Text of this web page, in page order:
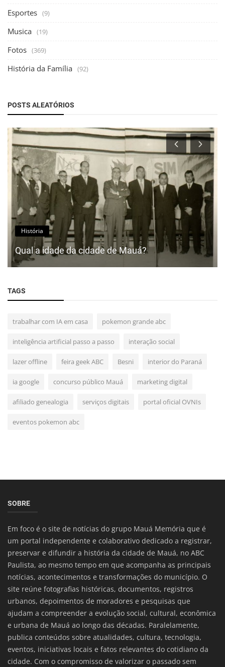
Esportes (9)
Musica (19)
Fotos (369)
História da Família (92)
POSTS ALEATÓRIOS
História
Qual a idade da cidade de Mauá?
TAGS
trabalhar com IA em casa pokemon grande abc
inteligência artificial passo a passo interação social
lazer offline feira geek ABC Besni interior do Paraná
ia google concurso público Mauá marketing digital
afiliado genealogia serviços digitais portal oficial OVNIs
eventos pokemon abc
SOBRE
Em foco é o site de notícias do grupo Mauá Memória que é
um portal independente e colaborativo dedicado a registrar,
preservar e difundir a história da cidade de Mauá, no ABC
Paulista, ao mesmo tempo em que acompanha as principais
notícias, acontecimentos e transformações do município. O
site reúne fotografias históricas, documentos, registros
urbanos, depoimentos de moradores e pesquisas que
ajudam a compreender a evolução social, cultural, econômica
e urbana de Mauá ao longo das décadas. Paralelamente,
publica conteúdos sobre atualidades, cultura, tecnologia,
eventos, iniciativas locais e fatos relevantes do cotidiano da
cidade. Com o compromisso de valorizar o passado sem